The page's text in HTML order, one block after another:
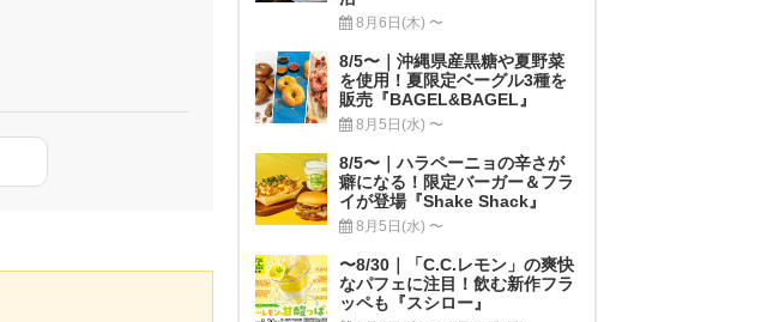
8月6日(木) 〜
8/5〜｜沖縄県産黒糖や夏野菜
を使用！夏限定ベーグル3種を
販売『BAGEL&BAGEL』
8月5日(水) 〜
8/5〜｜ハラペーニョの辛さが
癖になる！限定バーガー＆フラ
イが登場『Shake Shack』
8月5日(水) 〜
〜8/30｜「C.C.レモン」の爽快
なパフェに注目！飲む新作フラ
ッペも『スシロー』